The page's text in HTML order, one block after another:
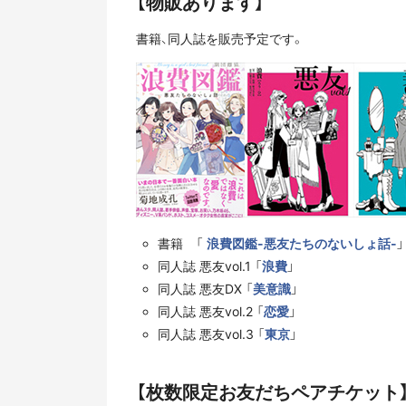
書籍、同人誌を販売予定です。
書籍 「 浪費図鑑-悪友たちのないしょ話- 」
同人誌 悪友vol.1 「浪費 」
同人誌 悪友DX 「美意識 」
同人誌 悪友vol.2 「恋愛 」
同人誌 悪友vol.3 「東京 」
【枚数限定お友だちペアチケット